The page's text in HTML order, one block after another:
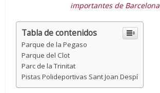
importantes de Barcelona
Tabla de contenidos
Parque de la Pegaso
Parque del Clot
Parc de la Trinitat
Pistas Polideportivas Sant Joan Despí